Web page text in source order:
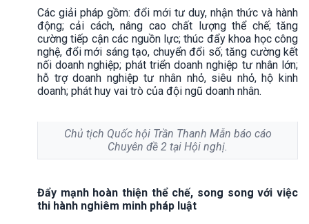
Các giải pháp gồm: đổi mới tư duy, nhận thức và hành
động; cải cách, nâng cao chất lượng thể chế; tăng
cường tiếp cận các nguồn lực; thúc đẩy khoa học công
nghệ, đổi mới sáng tạo, chuyển đổi số; tăng cường kết
nối doanh nghiệp; phát triển doanh nghiệp tư nhân lớn;
hỗ trợ doanh nghiệp tư nhân nhỏ, siêu nhỏ, hộ kinh
doanh; phát huy vai trò của đội ngũ doanh nhân.
Chủ tịch Quốc hội Trần Thanh Mẫn báo cáo
Chuyên đề 2 tại Hội nghị.
Đẩy mạnh hoàn thiện thể chế, song song với việc
thi hành nghiêm minh pháp luật